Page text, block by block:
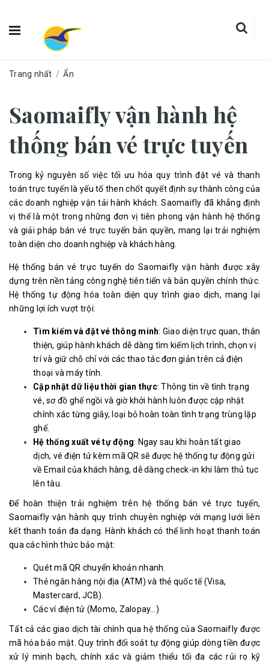
Trang nhất / Ẩn
Saomaifly vận hành hệ
thống bán vé trực tuyến
Trong kỷ nguyên số việc tối ưu hóa quy trình đặt vé và thanh
toán trực tuyến là yếu tố then chốt quyết định sự thành công của
các doanh nghiệp vận tải hành khách. Saomaifly đã khẳng định
vị thế là một trong những đơn vị tiên phong vận hành hệ thống
và giải pháp bán vé trực tuyến bản quyền, mang lại trải nghiệm
toàn diện cho doanh nghiệp và khách hàng.
Hệ thống bán vé trực tuyến do Saomaifly vận hành được xây
dựng trên nền tảng công nghệ tiên tiến và bản quyền chính thức.
Hệ thống tự động hóa toàn diện quy trình giao dịch, mang lại
những lợi ích vượt trội:
Tìm kiếm và đặt vé thông minh: Giao diện trực quan, thân
thiện, giúp hành khách dễ dàng tìm kiếm lịch trình, chọn vị
trí và giữ chỗ chỉ với các thao tác đơn giản trên cả điện
thoại và máy tính.
Cập nhật dữ liệu thời gian thực: Thông tin về tình trạng
vé, sơ đồ ghế ngồi và giờ khởi hành luôn được cập nhật
chính xác từng giây, loại bỏ hoàn toàn tình trạng trùng lặp
ghế.
Hệ thống xuất vé tự động: Ngay sau khi hoàn tất giao
dịch, vé điện tử kèm mã QR sẽ được hệ thống tự động gửi
về Email của khách hàng, dễ dàng check-in khi làm thủ tục
lên tàu.
Để hoàn thiện trải nghiệm trên hệ thống bán vé trực tuyến,
Saomaifly vận hành quy trình chuyên nghiệp với mạng lưới liên
kết thanh toán đa dạng. Hành khách có thể linh hoạt thanh toán
qua các hình thức bảo mật:
Quét mã QR chuyển khoản nhanh.
Thẻ ngân hàng nội địa (ATM) và thẻ quốc tế (Visa,
Mastercard, JCB).
Các ví điện tử (Momo, Zalopay…)
Tất cả các giao dịch tài chính qua hệ thống của Saomaifly được
mã hóa bảo mật. Quy trình đối soát tự động giúp dòng tiền được
xử lý minh bạch, chính xác và giảm thiểu tối đa các rủi ro kỹ